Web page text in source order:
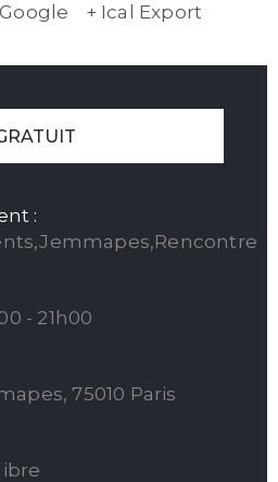
+ Ical Export
:
- 21h00
75010 Paris